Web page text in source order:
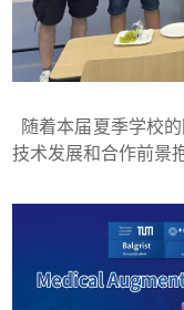
随着本届夏季学校
技术发展和合作前景